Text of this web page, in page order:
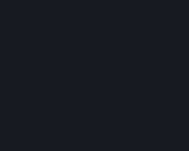
A Valve poderá
caso de
de versões OEM
"Código de Produto"
usada para ativar a
F. Revendedores